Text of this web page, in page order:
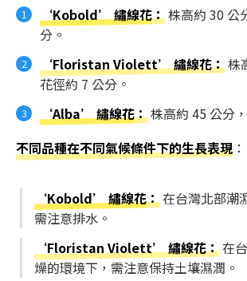
‘Kobold’ 繡線花：株高約 30 公
分。
‘Floristan Violett’ 繡線花：株
花徑約 7 公分。
‘Alba’ 繡線花：株高約 45 公分
不同品種在不同氣候條件下的生長表現 ：
‘Kobold’ 繡線花：在台灣北部潮
需注意排水。
‘Floristan Violett’ 繡線花：在
燥的環境下，需注意保持土壤濕潤。